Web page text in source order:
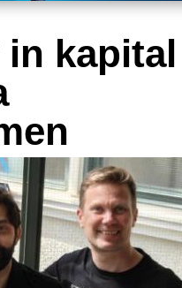
in kapital